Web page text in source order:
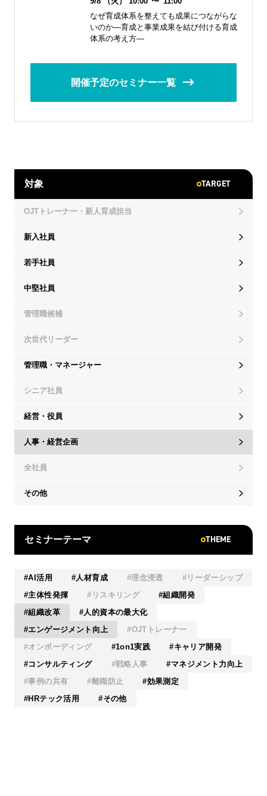
なぜ育成体系を整えても成果につながらな
いのか―育成と事業成果を結び付ける育成
体系の考え方―
開催予定のセミナー一覧
対象 TARGET
OJTトレーナー・新人育成担当
新入社員
若手社員
中堅社員
管理職候補
次世代リーダー
管理職・マネージャー
シニア社員
経営・役員
人事・経営企画
全社員
その他
セミナーテーマ THEME
AI活用 人材育成 理念浸透
リーダーシップ
主体性発揮
リスキリング
組織開発
組織改革
人的資本の最大化
エンゲージメント向上
OJTトレーナー
オンボーディング
1on1実践
キャリア開発
コンサルティング
戦略人事
マネジメント力向上
事例の共有
離職防止
効果測定
HRテック活用
その他